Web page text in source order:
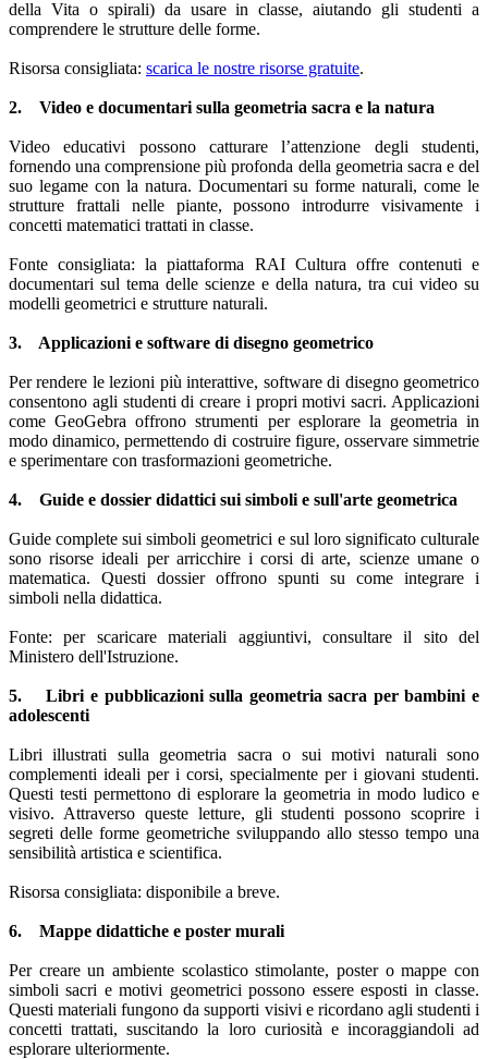
della Vita o spirali) da usare in classe, aiutando gli studenti a
comprendere le strutture delle forme.
Risorsa consigliata: scarica le nostre risorse gratuite.
2. Video e documentari sulla geometria sacra e la natura
Video educativi possono catturare l’attenzione degli studenti,
fornendo una comprensione più profonda della geometria sacra e del
suo legame con la natura. Documentari su forme naturali, come le
strutture frattali nelle piante, possono introdurre visivamente i
concetti matematici trattati in classe.
Fonte consigliata: la piattaforma RAI Cultura offre contenuti e
documentari sul tema delle scienze e della natura, tra cui video su
modelli geometrici e strutture naturali.
3. Applicazioni e software di disegno geometrico
Per rendere le lezioni più interattive, software di disegno geometrico
consentono agli studenti di creare i propri motivi sacri. Applicazioni
come GeoGebra offrono strumenti per esplorare la geometria in
modo dinamico, permettendo di costruire figure, osservare simmetrie
e sperimentare con trasformazioni geometriche.
4. Guide e dossier didattici sui simboli e sull'arte geometrica
Guide complete sui simboli geometrici e sul loro significato culturale
sono risorse ideali per arricchire i corsi di arte, scienze umane o
matematica. Questi dossier offrono spunti su come integrare i
simboli nella didattica.
Fonte: per scaricare materiali aggiuntivi, consultare il sito del
Ministero dell'Istruzione.
5. Libri e pubblicazioni sulla geometria sacra per bambini e
adolescenti
Libri illustrati sulla geometria sacra o sui motivi naturali sono
complementi ideali per i corsi, specialmente per i giovani studenti.
Questi testi permettono di esplorare la geometria in modo ludico e
visivo. Attraverso queste letture, gli studenti possono scoprire i
segreti delle forme geometriche sviluppando allo stesso tempo una
sensibilità artistica e scientifica.
Risorsa consigliata: disponibile a breve.
6. Mappe didattiche e poster murali
Per creare un ambiente scolastico stimolante, poster o mappe con
simboli sacri e motivi geometrici possono essere esposti in classe.
Questi materiali fungono da supporti visivi e ricordano agli studenti i
concetti trattati, suscitando la loro curiosità e incoraggiandoli ad
esplorare ulteriormente.